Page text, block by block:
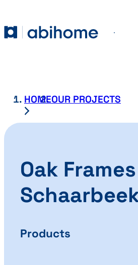
Abihome
HOMEOUR PROJECTS
Oak
Products